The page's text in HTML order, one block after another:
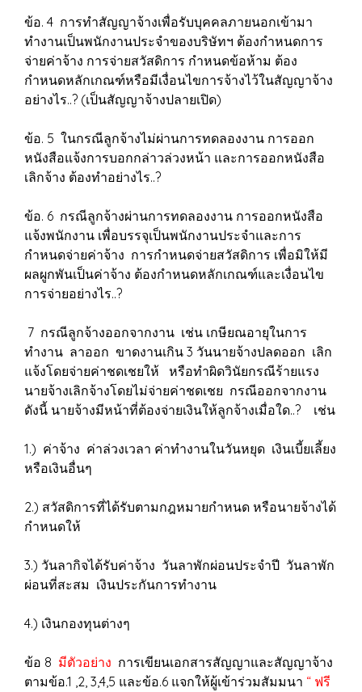
ข้อ. 4 การทำสัญญาจ้างเพื่อรับบุคคลภายนอกเข้ามา
ทำงานเป็นพนักงานประจำของบริษัทฯ ต้องกำหนดการ
จ่ายค่าจ้าง การจ่ายสวัสดิการ กำหนดข้อห้าม ต้อง
กำหนดหลักเกณฑ์หรือมีเงื่อนไขการจ้างไว้ในสัญญาจ้าง
อย่างไร..? (เป็นสัญญาจ้างปลายเปิด)
ข้อ. 5 ในกรณีลูกจ้างไม่ผ่านการทดลองงาน การออก
หนังสือแจ้งการบอกกล่าวล่วงหน้า และการออกหนังสือ
เลิกจ้าง ต้องทำอย่างไร..?
ข้อ. 6 กรณีลูกจ้างผ่านการทดลองงาน การออกหนังสือ
แจ้งพนักงาน เพื่อบรรจุเป็นพนักงานประจำและการ
กำหนดจ่ายค่าจ้าง การกำหนดจ่ายสวัสดิการ เพื่อมิให้มี
ผลผูกพันเป็นค่าจ้าง ต้องกำหนดหลักเกณฑ์และเงื่อนไข
การจ่ายอย่างไร..?
7 กรณีลูกจ้างออกจากงาน เช่น เกษียณอายุในการ
ทำงาน ลาออก ขาดงานเกิน 3 วันนายจ้างปลดออก เลิก
แจ้งโดยจ่ายค่าชดเชยให้ หรือทำผิดวินัยกรณีร้ายแรง
นายจ้างเลิกจ้างโดยไม่จ่ายค่าชดเชย กรณีออกจากงาน
ดังนี้ นายจ้างมีหน้าที่ต้องจ่ายเงินให้ลูกจ้างเมื่อใด..? เช่น
1.) ค่าจ้าง ค่าล่วงเวลา ค่าทำงานในวันหยุด เงินเบี้ยเลี้ยง
หรือเงินอื่นๆ
2.) สวัสดิการที่ได้รับตามกฎหมายกำหนด หรือนายจ้างได้
กำหนดให้
3.) วันลากิจได้รับค่าจ้าง วันลาพักผ่อนประจำปี วันลาพัก
ผ่อนที่สะสม เงินประกันการทำงาน
4.) เงินกองทุนต่างๆ
ข้อ 8 มีตัวอย่าง การเขียนเอกสารสัญญาและสัญญาจ้าง
ตามข้อ.1 ,2, 3,4,5 และข้อ.6 แจกให้ผู้เข้าร่วมสัมมนา “ ฟรี